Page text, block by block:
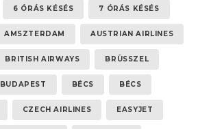
6 ÓRÁS KÉSÉS 7 ÓRÁS KÉSÉS
AMSZTERDAM AUSTRIAN AIRLINES
BRITISH AIRWAYS BRÜSSZEL
BUDAPEST BÉCS BÉCS
CZECH AIRLINES EASYJET